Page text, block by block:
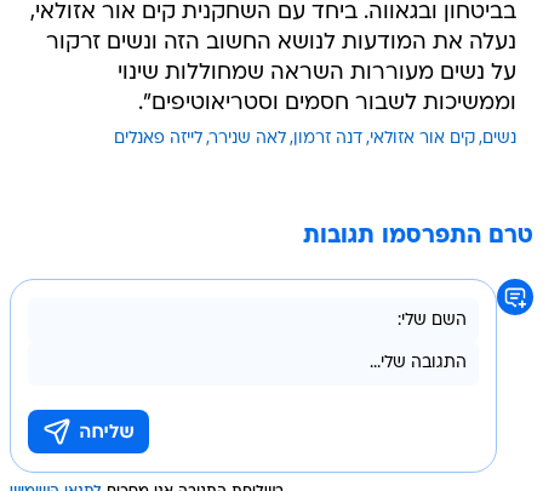
בביטחון ובגאווה. ביחד עם השחקנית קים אור אזולאי,
נעלה את המודעות לנושא החשוב הזה ונשים זרקור
על נשים מעוררות השראה שמחוללות שינוי
וממשיכות לשבור חסמים וסטריאוטיפים".
נשים קים אור אזולאי דנה זרמון לאה שנירר לייזה פאנלים
טרם התפרסמו תגובות